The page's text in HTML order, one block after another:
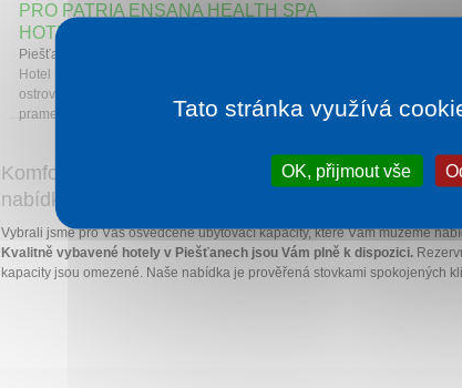
PRO PATRIA ENSANA HEALTH SPA
HOTEL
Piešťany
Hotel Pro Patria** se nachází v jižní části lázeňského
ostrova, v bezprostřední blízkosti termálních
pramenů.
Komfortní ubytování v obci Piešťany výhodně.
nabídky!
Vybrali jsme pro Vás osvědčené ubytovací kapacity, které Vám můžeme
Kvalitně vybavené hotely v Piešťanech jsou Vám plně k dispozici.
kapacity jsou omezené. Naše nabídka je prověřená stovkami spokojených
Tato stránka využívá
OK, přijmout vše